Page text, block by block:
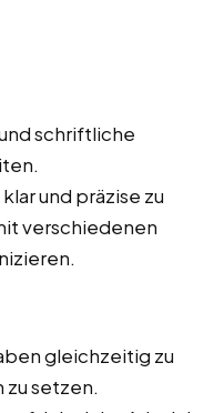
schriftliche
und präzise zu
verschiedenen
gleichzeitig zu
setzen.